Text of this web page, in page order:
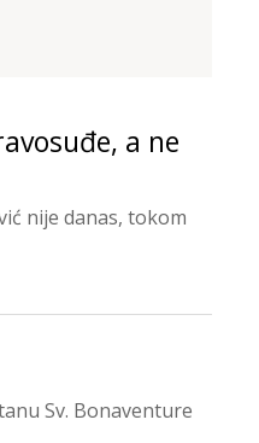
a ne
nije danas, tokom
Sv. Bonaventure